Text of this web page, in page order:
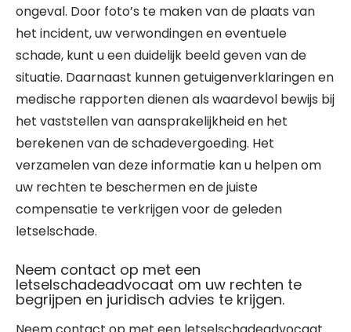
ongeval. Door foto’s te maken van de plaats van
het incident, uw verwondingen en eventuele
schade, kunt u een duidelijk beeld geven van de
situatie. Daarnaast kunnen getuigenverklaringen en
medische rapporten dienen als waardevol bewijs bij
het vaststellen van aansprakelijkheid en het
berekenen van de schadevergoeding. Het
verzamelen van deze informatie kan u helpen om
uw rechten te beschermen en de juiste
compensatie te verkrijgen voor de geleden
letselschade.
Neem contact op met een
letselschadeadvocaat om uw rechten te
begrijpen en juridisch advies te krijgen.